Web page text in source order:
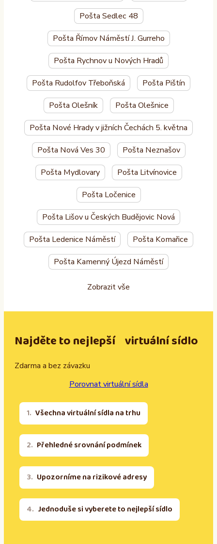
Pošta Sedlec 48
Pošta Římov Náměstí J. Gurreho
Pošta Rychnov u Nových Hradů
Pošta Rudolfov Třeboňská Pošta Pištín
Pošta Olešník Pošta Olešnice
Pošta Nové Hrady v jižních Čechách 5. května
Pošta Nová Ves 30 Pošta Neznašov
Pošta Mydlovary Pošta Litvínovice
Pošta Ločenice
Pošta Lišov u Českých Budějovic Nová
Pošta Ledenice Náměstí Pošta Komařice
Pošta Kamenný Újezd Náměstí
Zobrazit vše
Najděte to nejlepší virtuální sídlo
Zdarma a bez závazku
Porovnat virtuální sídla
Všechna virtuální sídla na trhu
Přehledné srovnání podmínek
Upozorníme na rizikové adresy
Jednoduše si vyberete to nejlepší sídlo